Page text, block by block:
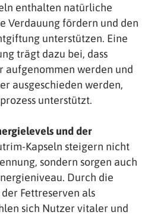
enthalten natürliche
Verdauung fördern und den
unterstützen. Eine
trägt dazu bei, dass
aufgenommen werden und
ausgeschieden werden,
unterstützt.
und der
Kapseln steigern nicht
sondern sorgen auch
Durch die
Fettreserven als
sich Nutzer vitaler und